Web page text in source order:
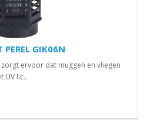
GIK06N
ervoor dat muggen en vliegen
UV lic..